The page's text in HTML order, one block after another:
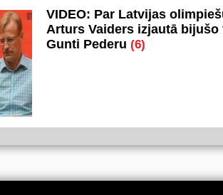
VIDEO: Par Latvijas
Arturs Vaiders izjautā bijušo
Gunti Pederu (6)